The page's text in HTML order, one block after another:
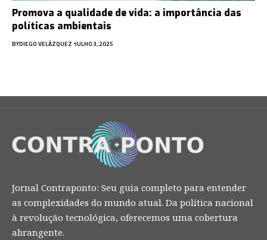
Promova a qualidade de vida: a importância das
políticas ambientais
BYDIEGO VELÁZQUEZ JULHO 3, 2025
Jornal Contraponto: Seu guia completo para entender
as complexidades do mundo atual. Da política nacional
à revolução tecnológica, oferecemos uma cobertura
abrangente.